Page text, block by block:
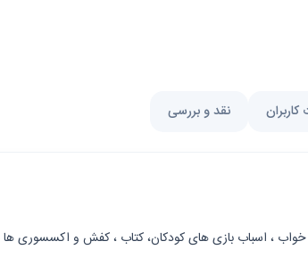
نقد و بررسی
، اسباب بازی های کودکان، کتاب ، کفش و اکسسوری